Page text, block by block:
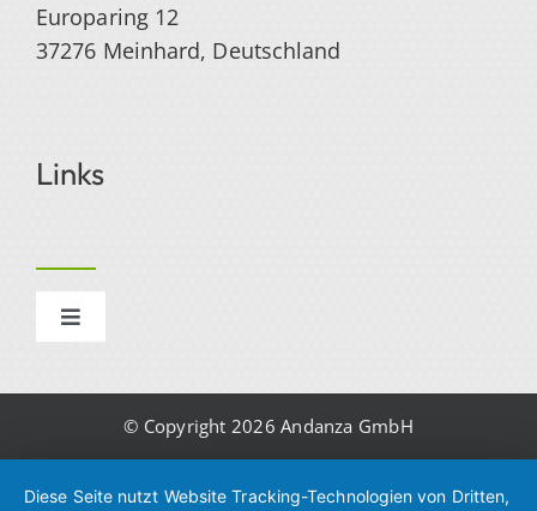
Europaring 12
37276 Meinhard, Deutschland
Links
Toggle
Datenschutzerklärung
© Copyright 2026 Andanza GmbH
Diese Seite nutzt Website Tracking-Technologien von Dritten,